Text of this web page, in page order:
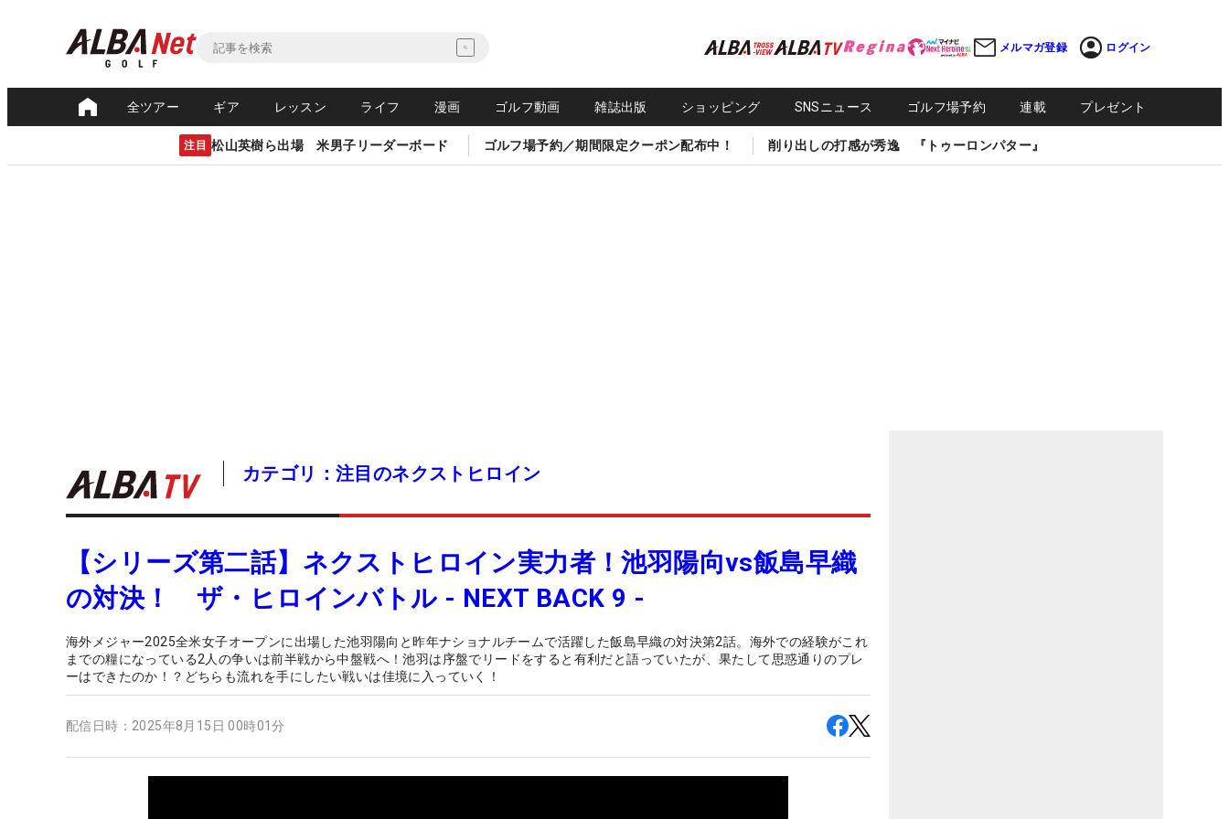
メルマガ登録 ログイン
全ツアー ギア レッスン ライフ 漫画 ゴルフ動画 雑誌出版 ショッピング SNSニュース ゴルフ場予約 連載 プレゼント
注目 松山英樹ら出場 米男子リーダーボード ゴルフ場予約／期間限定クーポン配布中！ 削り出しの打感が秀逸 『トゥーロンパター』
カテゴリ：注目のネクストヒロイン
【シリーズ第二話】ネクストヒロイン実力者！池羽陽向vs飯島早織
の対決！ ザ・ヒロインバトル - NEXT BACK 9 -
海外メジャー2025全米女子オープンに出場した池羽陽向と昨年ナショナルチームで活躍した飯島早織の対決第2話。海外での経験がこれ
までの糧になっている2人の争いは前半戦から中盤戦へ！池羽は序盤でリードをすると有利だと語っていたが、果たして思惑通りのプレ
ーはできたのか！？どちらも流れを手にしたい戦いは佳境に入っていく！
配信日時： 2025年8月15日 00時01分